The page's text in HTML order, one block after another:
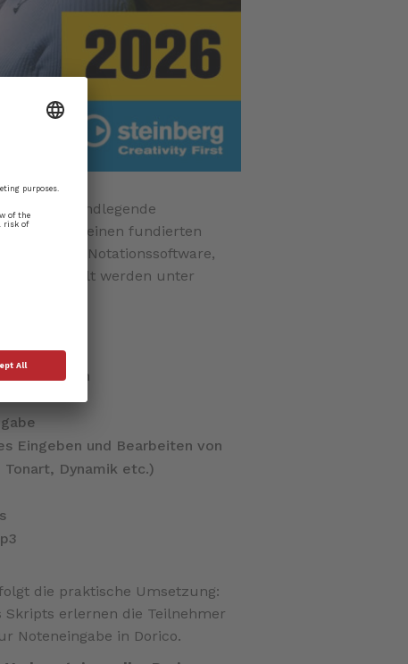
die grundlegende
Es bietet einen fundierten
der Notationssoftware,
Behandelt werden unter
Modi
Satzspielern
Eingeben und Bearbeiten von
Dynamik etc.)
die praktische Umsetzung:
erlernen die Teilnehmer
Noteneingabe in Dorico.